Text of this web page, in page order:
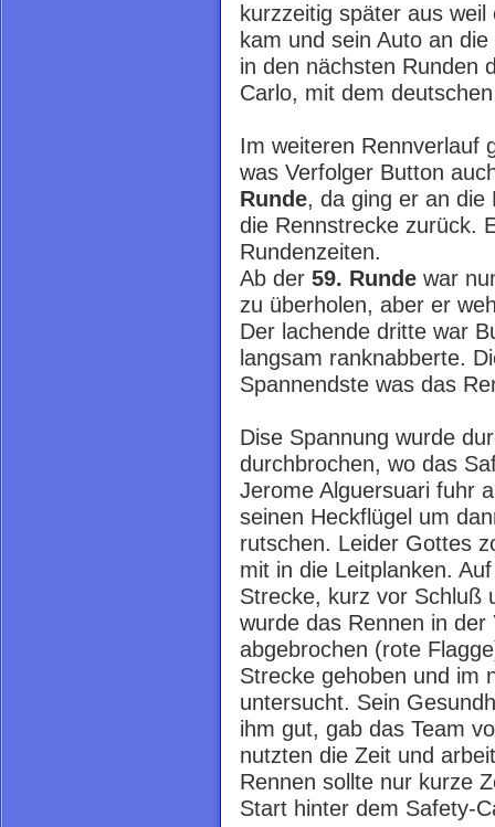
kurzzeitig später aus
kam und sein Auto an
in den nächsten Runden
Carlo, mit dem
Im weiteren Rennverlauf
was Verfolger Button
Runde, da ging er an die
die Rennstrecke zurück.
Rundenzeiten.
Ab der 59. Runde war
zu überholen, aber er
Der lachende dritte war
langsam ranknabberte.
Spannendste was das
Dise Spannung wurde
durchbrochen, wo das
Jerome Alguersuari fuhr
seinen Heckflügel um
rutschen. Leider Gottes
mit in die Leitplanken.
Strecke, kurz vor Schluß
wurde das Rennen in der
abgebrochen (rote
Strecke gehoben und im
untersucht. Sein
ihm gut, gab das Team
nutzten die Zeit und
Rennen sollte nur kurze
Start hinter dem Safety-